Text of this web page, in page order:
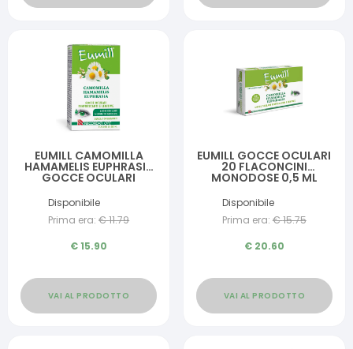
EUMILL CAMOMILLA
HAMAMELIS EUPHRASIA
GOCCE OCULARI
ANCHE CON LENTI A
CONTATTO INDOSSATE
SENZA CONSERVANTI 10
Disponibile
Prima era: €11.79
€15.90
VAI AL PRODOTTO
EUMILL GOCCE OCULARI
20 FLACONCINI
MONODOSE 0,5 ML
Disponibile
Prima era: €15.75
€ 20.60
VAI AL PRODOTTO